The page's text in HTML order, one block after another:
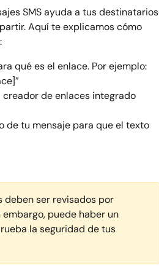
SMS ayuda a tus destinatarios
Aquí te explicamos cómo
qué es el enlace. Por ejemplo:
creador de enlaces integrado
de tu mensaje para que el texto
deben ser revisados por
puede haber un
la seguridad de tus